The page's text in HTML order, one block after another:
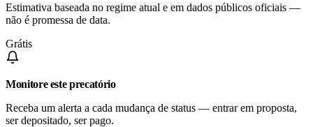
Estimativa baseada no regime atual e em dados públicos oficiais —
não é promessa de data.
Grátis
Monitore este precatório
Receba um alerta a cada mudança de status — entrar em proposta,
ser depositado, ser pago.